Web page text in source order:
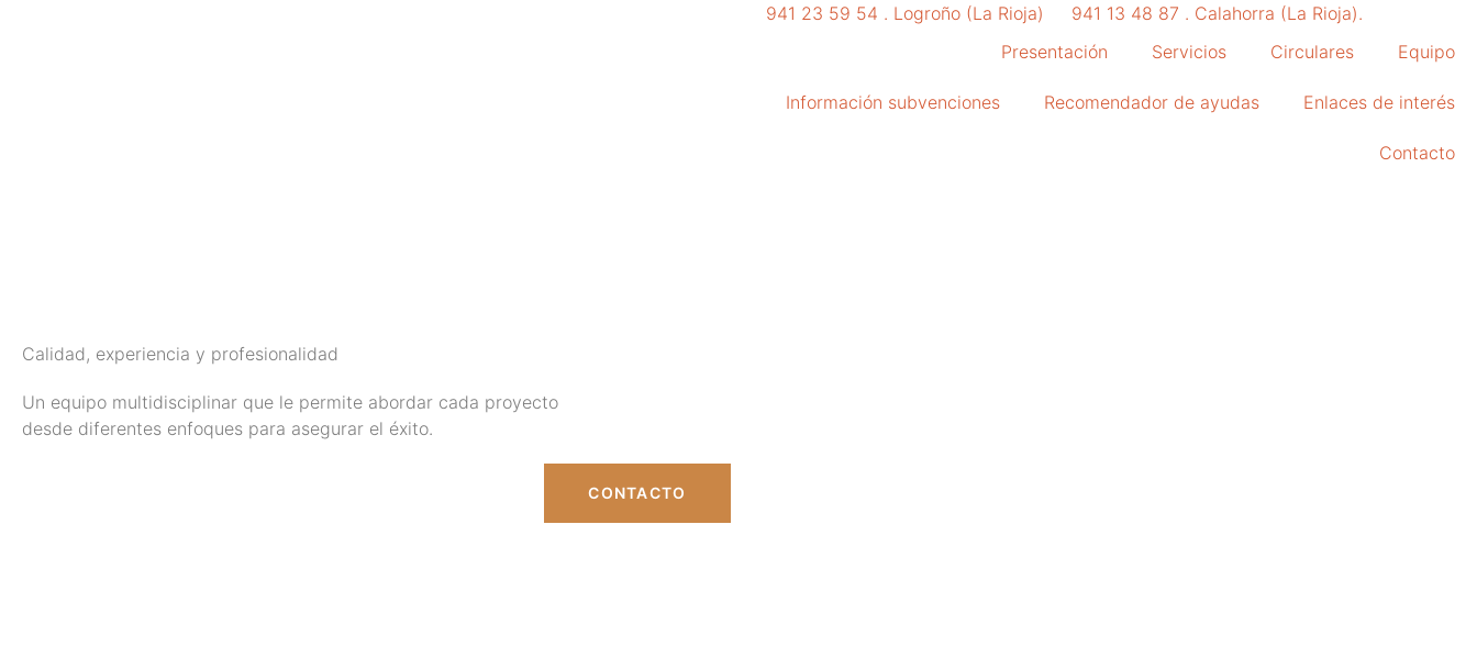
941 23 59 54 . Logroño (La Rioja)
941 13 48 87 . Calahorra (La Rioja).
Presentación
Servicios Circulares Equipo
Información subvenciones Recomendador de ayudas Enlaces de interés
Contacto
Calidad, experiencia y profesionalidad
Un equipo multidisciplinar que le permite abordar cada proyecto
desde diferentes enfoques para asegurar el éxito.
CONTACTO